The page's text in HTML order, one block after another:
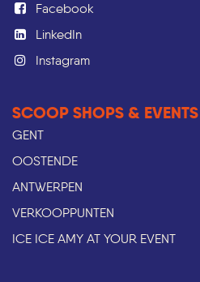
Facebook
LinkedIn
Instagram
SCOOP SHOPS & EVENTS
GENT
OOSTENDE
ANTWERPEN
VERKOOPPUNTEN
ICE ICE AMY AT YOUR EVENT